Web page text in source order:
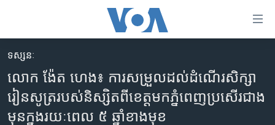
រំលង​
និង​
ចូល​
កម្ពុជា
អន្តរជាតិ
អាមេរិក
ទស្សនៈ
លោក ង៉ែត ហេង៖ ការ​សម្រួល​ដល់​ដំណើរ​សិក្សា​
រៀនសូត្រ​របស់​និស្សិត​ពី​ខេត្ត​មក​ភ្នំពេញ​ប្រសើរ​ជាង​
មុន​ក្នុង​រយៈពេល ៥ ឆ្នាំ​ខាង​មុខ